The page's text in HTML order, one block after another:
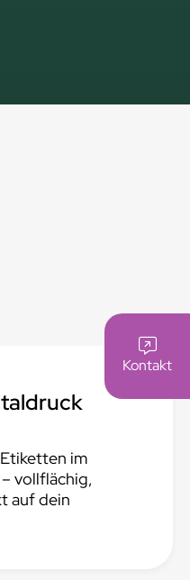
Kontakt
im
vollflächig,
auf dein